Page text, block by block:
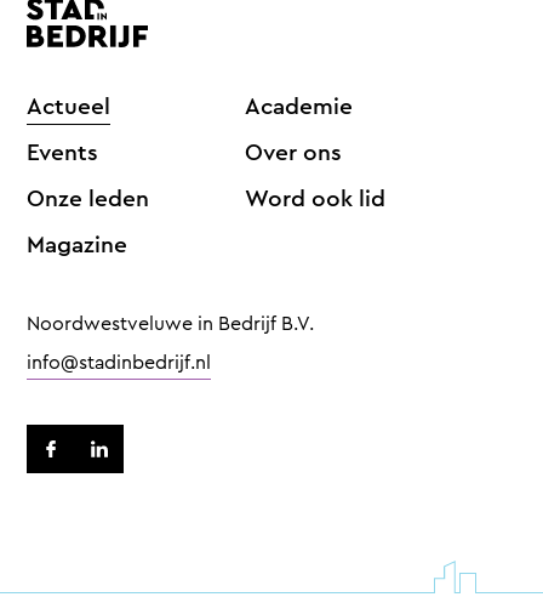
Actueel
Events
Onze leden
Magazine
Academie
Over ons
Word ook lid
Noordwestveluwe in Bedrijf B.V.
info@stadinbedrijf.nl